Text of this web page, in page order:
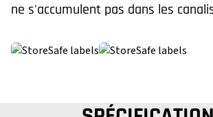
ne s'accumulent pas dans les